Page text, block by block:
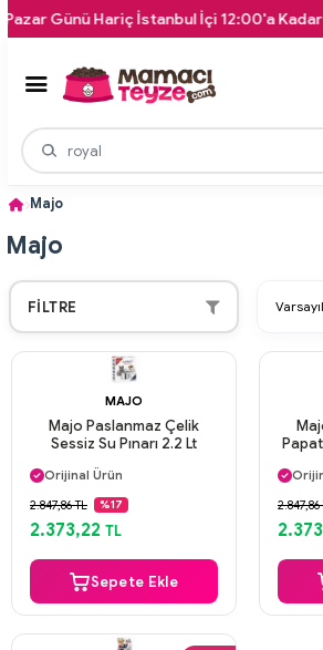
Günü Hariç İstanbul İçi 12:00'a Kadar
Majo
Majo
FILTRE
MAJO
Majo Paslanmaz Çelik
Sessiz Su Pınarı 2.2 Lt
Aynı Gün Kargo
Orijinal Ürün
Güvenli Ödeme
Aynı Gün Kargo
2.847,86 TL %17
2.373,22 TL
Sepete Ekle
2.847,86